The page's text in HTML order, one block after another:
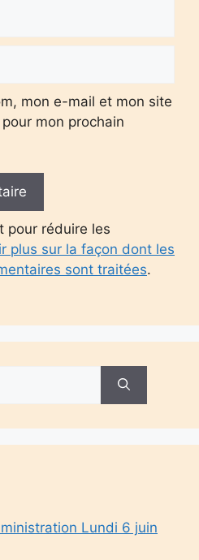
mon e-mail et mon site
mon prochain
pour réduire les
plus sur la façon dont les
sont traitées.
Lundi 6 juin